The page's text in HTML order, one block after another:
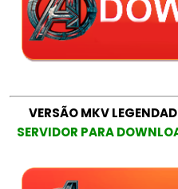
VERSÃO MKV
SERVIDOR PARA